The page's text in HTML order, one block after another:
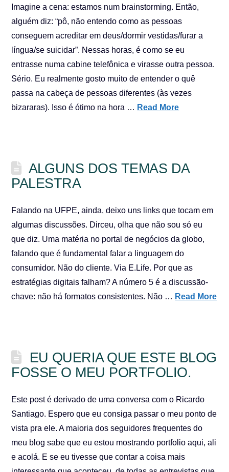
Imagine a cena: estamos num brainstorming. Então,
alguém diz: “pô, não entendo como as pessoas
conseguem acreditar em deus/dormir vestidas/furar a
língua/se suicidar”. Nessas horas, é como se eu
entrasse numa cabine telefônica e virasse outra pessoa.
Sério. Eu realmente gosto muito de entender o quê
passa na cabeça de pessoas diferentes (às vezes
bizararas). Isso é ótimo na hora … Read More
ALGUNS DOS TEMAS DA
PALESTRA
Falando na UFPE, ainda, deixo uns links que tocam em
algumas discussões. Dirceu, olha que não sou só eu
que diz. Uma matéria no portal de negócios da globo,
falando que é fundamental falar a linguagem do
consumidor. Não do cliente. Via E.Life. Por que as
estratégias digitais falham? A número 5 é a discussão-
chave: não há formatos consistentes. Não … Read More
EU QUERIA QUE ESTE BLOG
FOSSE O MEU PORTFOLIO.
Este post é derivado de uma conversa com o Ricardo
Santiago. Espero que eu consiga passar o meu ponto de
vista pra ele. A maioria dos seguidores frequentes do
meu blog sabe que eu estou mostrando portfolio aqui, ali
e acolá. E se eu tivesse que contar a coisa mais